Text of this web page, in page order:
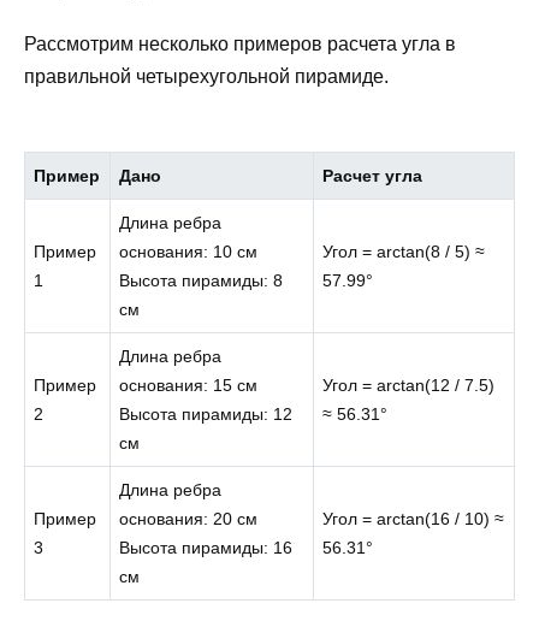
Рассмотрим несколько примеров расчета угла в
правильной четырехугольной пирамиде.
Пример Дано Расчет угла
Пример
1
Длина ребра
основания: 10 см
Высота пирамиды: 8
см
Угол = arctan(8 / 5) ≈
57.99°
Пример
2
Длина ребра
основания: 15 см
Высота пирамиды: 12
см
Угол = arctan(12 / 7.5)
≈ 56.31°
Пример
3
Длина ребра
основания: 20 см
Высота пирамиды: 16
см
Угол = arctan(16 / 10) ≈
56.31°